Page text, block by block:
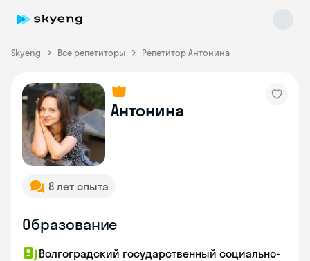
Skyeng Все репетиторы Репетитор Антонина
Антонина
8 лет опыта
Образование
Волгоградский государственный социально-
Skyeng Chat
online